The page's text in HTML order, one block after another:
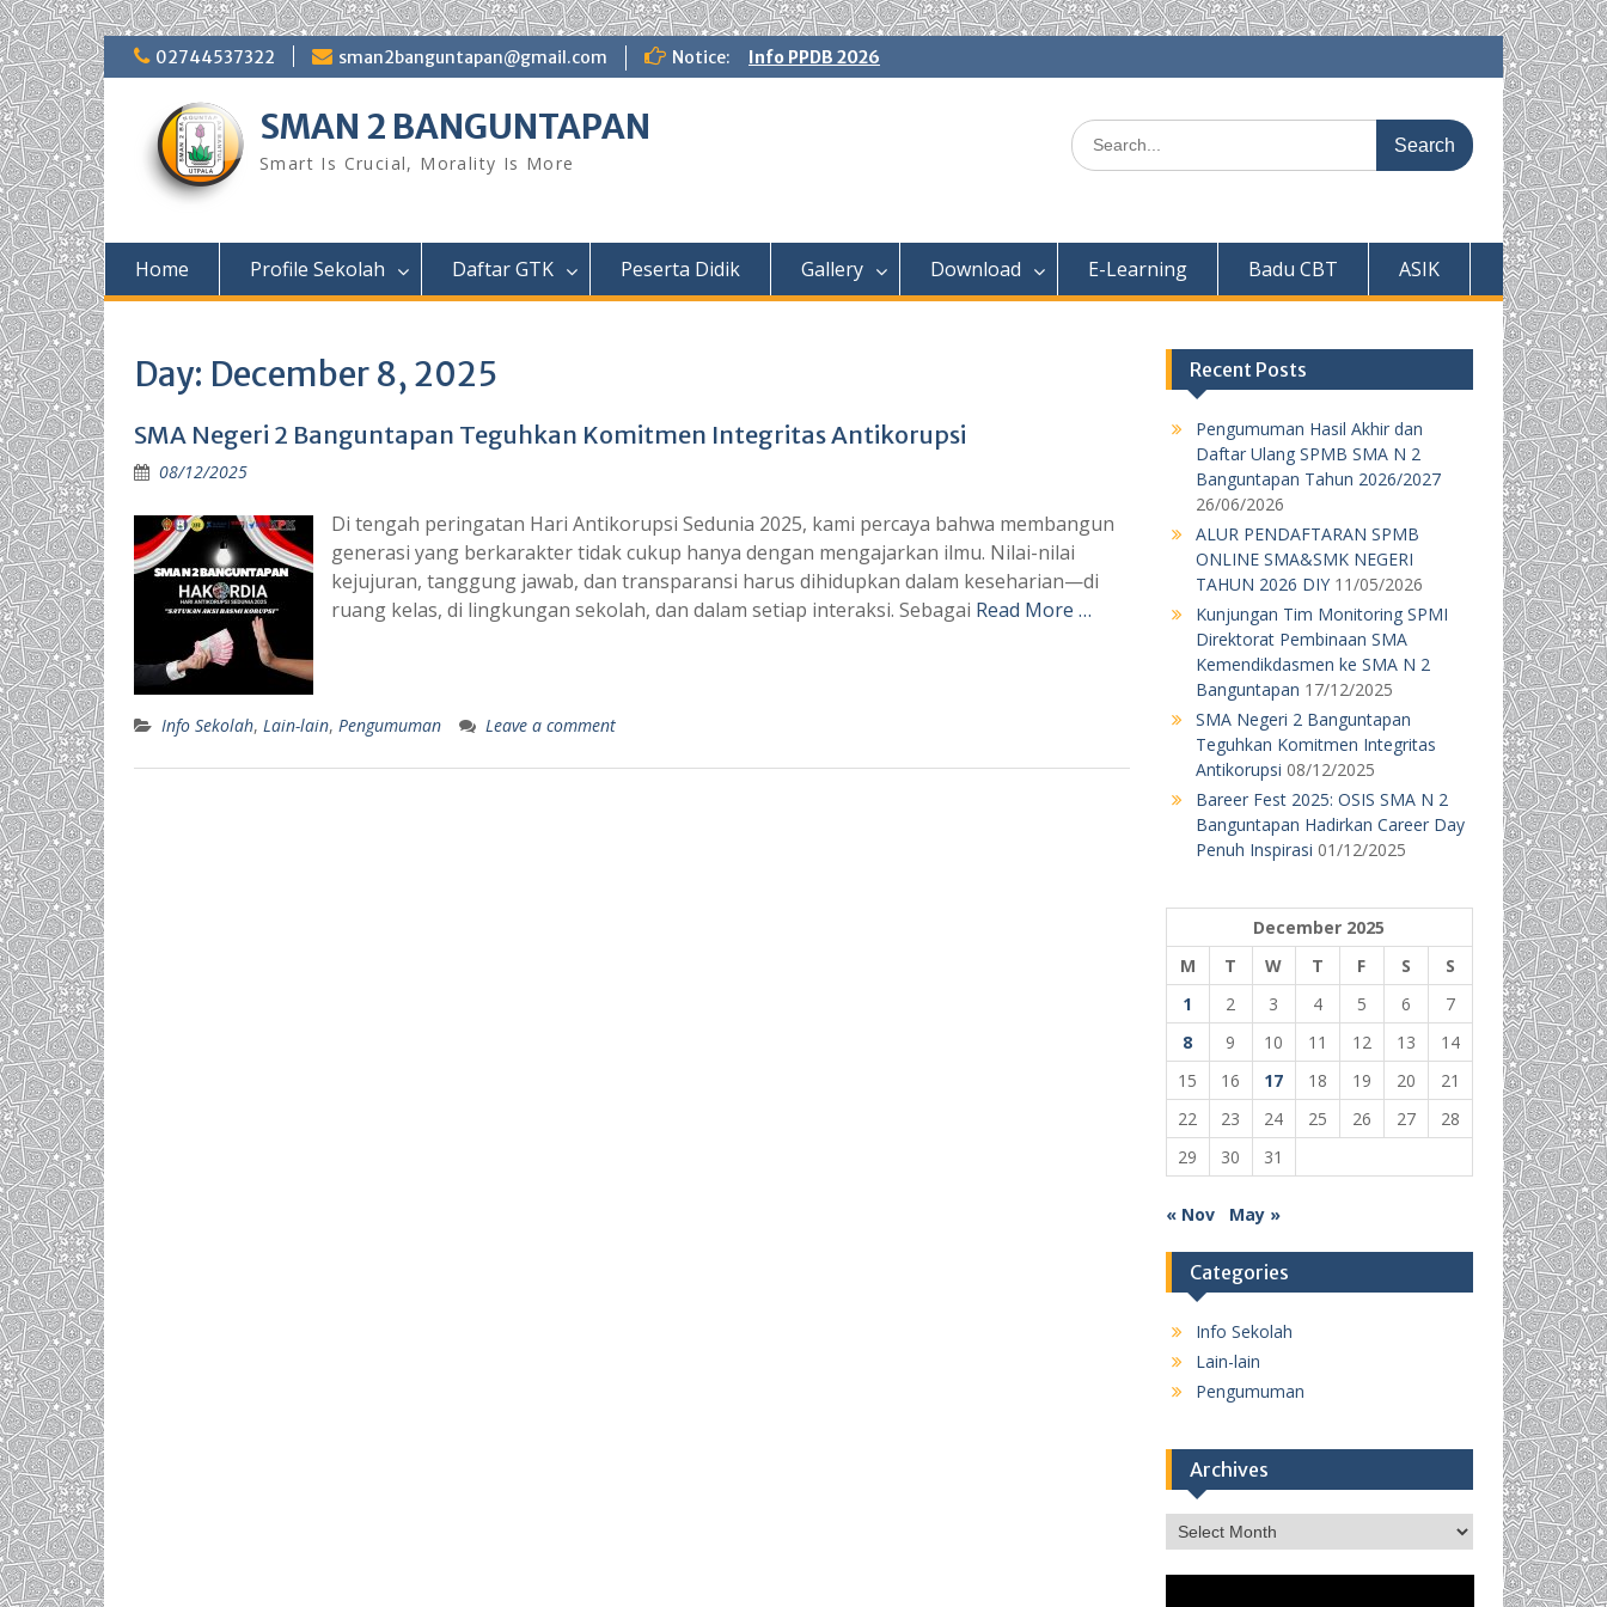
Skip
to
02744537322 sman2banguntapan@gmail.com Notice: Info PPDB 2026
SMAN 2 BANGUNTAPAN
Smart Is Crucial, Morality Is More
Search
for:
Home Profile Sekolah Daftar GTK Peserta Didik Gallery Download E-Learning Badu CBT ASIK
Day: December 8, 2025
SMA Negeri 2 Banguntapan Teguhkan Komitmen Integritas Antikorupsi
08/12/2025
Di tengah peringatan Hari Antikorupsi Sedunia 2025, kami percaya bahwa membangun
generasi yang berkarakter tidak cukup hanya dengan mengajarkan ilmu. Nilai-nilai
kejujuran, tanggung jawab, dan transparansi harus dihidupkan dalam keseharian—di
ruang kelas, di lingkungan sekolah, dan dalam setiap interaksi. Sebagai Read More …
Info Sekolah, Lain-lain, Pengumuman Leave a comment
Recent Posts
Pengumuman Hasil Akhir dan
Daftar Ulang SPMB SMA N 2
Banguntapan Tahun 2026/2027
26/06/2026
ALUR PENDAFTARAN SPMB
ONLINE SMA&SMK NEGERI
TAHUN 2026 DIY 11/05/2026
Kunjungan Tim Monitoring SPMI
Direktorat Pembinaan SMA
Kemendikdasmen ke SMA N 2
Banguntapan 17/12/2025
SMA Negeri 2 Banguntapan
Teguhkan Komitmen Integritas
Antikorupsi 08/12/2025
Bareer Fest 2025: OSIS SMA N 2
Banguntapan Hadirkan Career Day
Penuh Inspirasi 01/12/2025
December 2025
M
T W T F S
S
1
2 3 4 5 6
7
8
9 10 11 12 13
14
15
16 17 18 19 20
21
22
23 24 25 26 27
28
29
30 31
« Nov May »
Categories
Info Sekolah
Lain-lain
Pengumuman
Archives
Archives